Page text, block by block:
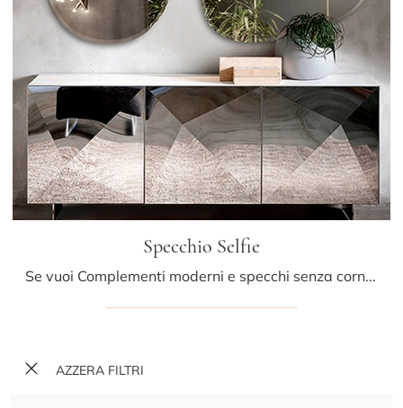
AZZERA FILTRI
Specchio Selfie
Se vuoi Complementi moderni e specchi senza cornice ottieni informazioni sul modello Specchio Selfie del marchio Riflessi.